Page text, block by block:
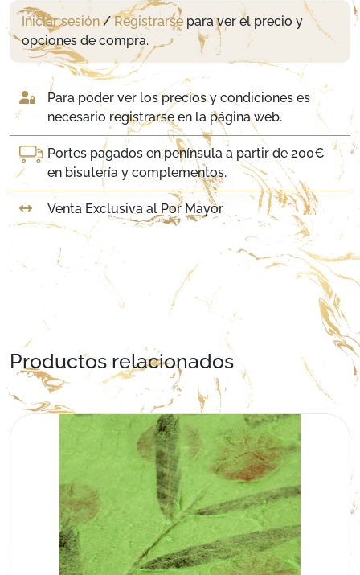
Iniciar sesión/Registrarse para ver el precio y
opciones de compra.
Para poder ver los precios y condiciones es
necesario registrarse en la página web.
Portes pagados en península a partir de 200€
en bisutería y complementos.
Venta Exclusiva al Por Mayor
Productos relacionados